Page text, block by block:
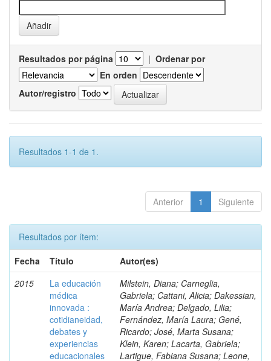
Resultados por página | Ordenar por
En orden
Autor/registro
Resultados 1-1 de 1.
Anterior 1 Siguiente
Resultados por ítem:
Fecha
Título
Autor(es)
2015
La educación
médica
innovada :
cotidianeidad,
debates y
experiencias
educacionales
Milstein, Diana; Carneglia,
Gabriela; Cattani, Alicia; Dakessian,
María Andrea; Delgado, Lilia;
Fernández, María Laura; Gené,
Ricardo; José, Marta Susana;
Klein, Karen; Lacarta, Gabriela;
Lartigue, Fabiana Susana; Leone,